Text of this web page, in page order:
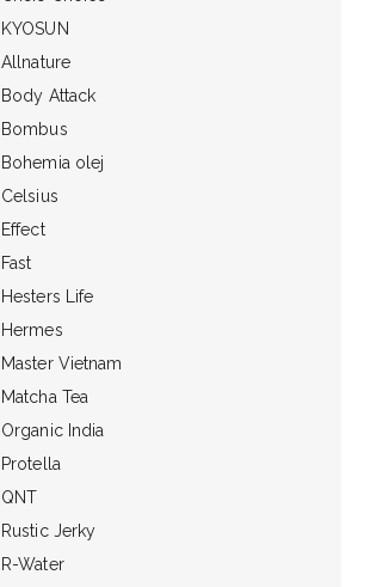
KYOSUN
Allnature
Body Attack
Bombus
Bohemia olej
Celsius
Effect
Fast
Hesters Life
Hermes
Master Vietnam
Matcha Tea
Organic India
Protella
QNT
Rustic Jerky
R-Water